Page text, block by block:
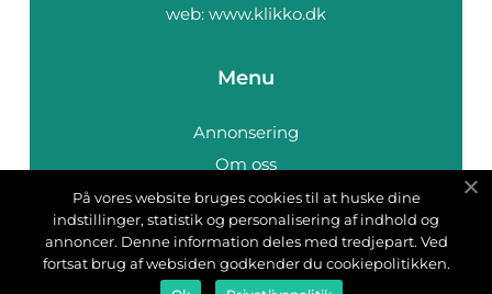
web: www.klikko.dk
Menu
Annonsering
Om oss
Cookies
Kontakta oss
Sitemap
På vores website bruges cookies til at huske dine
indstillinger, statistik og personalisering af indhold og
annoncer. Denne information deles med tredjepart. Ved
fortsat brug af websiden godkender du cookiepolitikken.